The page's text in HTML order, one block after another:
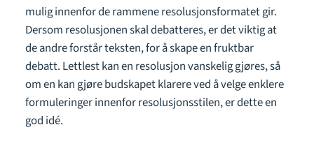
mulig innenfor de rammene resolusjonsformatet gir.
Dersom resolusjonen skal debatteres, er det viktig at
de andre forstår teksten, for å skape en fruktbar
debatt. Lettlest kan en resolusjon vanskelig gjøres, så
om en kan gjøre budskapet klarere ved å velge enklere
formuleringer innenfor resolusjonsstilen, er dette en
god idé.